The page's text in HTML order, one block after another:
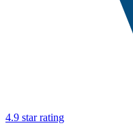
4.9 star rating